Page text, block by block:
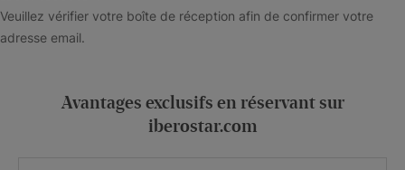
Veuillez vérifier votre boîte de réception afin de confirmer votre
adresse email.
Avantages exclusifs en réservant sur
iberostar.com